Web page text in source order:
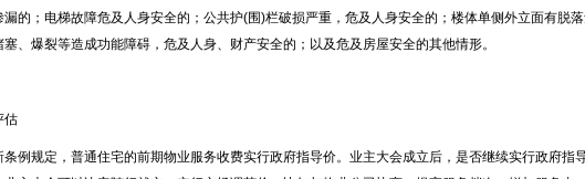
的；电梯故障危及人身安全的；公共护(围)栏破损严重，危及人身安全的；楼体单侧外立面有脱
、爆裂等造成功能障碍，危及人身、财产安全的；以及危及房屋安全的其他情形。
估
例规定，普通住宅的前期物业服务收费实行政府指导价。业主大会成立后，是否继续实行政府指